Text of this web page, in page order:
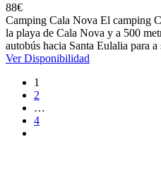
88€
Camping Cala Nova El camping
la playa de Cala Nova y a 500
autobús hacia Santa Eulalia para
Ver Disponibilidad
1
2
…
4